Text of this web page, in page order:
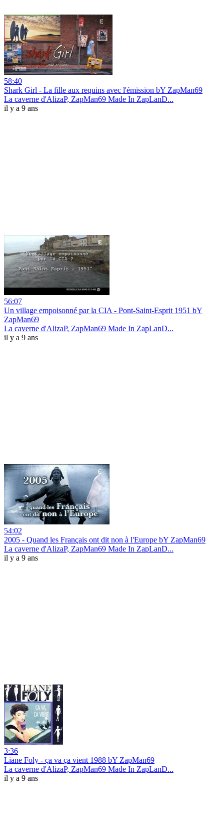
58:40
Shark Girl - La fille aux requins avec l'émission bY ZapMan69
La caverne d'AlizaP, ZapMan69 Made In ZapLanD...
il y a 9 ans
56:07
Un village empoisonné par la CIA - Pont-Saint-Esprit 1951 bY
ZapMan69
La caverne d'AlizaP, ZapMan69 Made In ZapLanD...
il y a 9 ans
54:02
2005 - Quand les Français ont dit non à l'Europe bY ZapMan69
La caverne d'AlizaP, ZapMan69 Made In ZapLanD...
il y a 9 ans
3:36
Liane Foly - ça va ça vient 1988 bY ZapMan69
La caverne d'AlizaP, ZapMan69 Made In ZapLanD...
il y a 9 ans